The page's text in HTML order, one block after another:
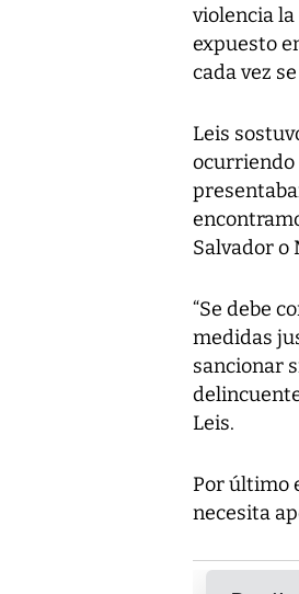
violencia la
expuesto
cada vez
Leis
ocurriendo
Salvador o
“Se debe
medidas
sancionar
Leis.
Por último
necesita